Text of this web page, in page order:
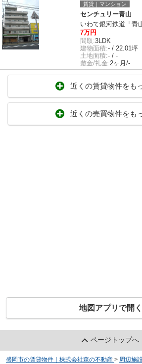
賃貸｜マンション
センチュリー青山
いわて銀河鉄道「青
7万円
間取:3LDK
建物面積:- / 22.01坪
土地面積:- / -
敷金/礼金:2ヶ月/-
近くの賃貸物件をも
近くの売買物件をも
地図アプリで開く
ページトップへ
盛岡市の賃貸物件｜株式会社森の不動産 > 周辺施